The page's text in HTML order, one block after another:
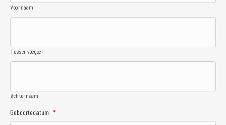
Voornaam
Tussenvoegsel
Achternaam
Geboortedatum *